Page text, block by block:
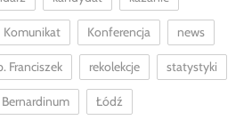
Komunikat Konferencja news
Franciszek rekolekcje statystyki
Łódź